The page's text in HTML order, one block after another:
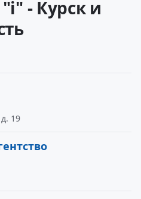
- Курск и
19